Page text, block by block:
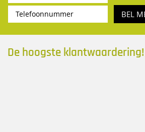
BEL
De hoogste klantwaardering!